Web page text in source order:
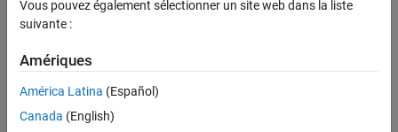
ON THIS PAGE
Check Information
Polyspace
The rule checker checks for these issues:
Array access with tainted index
Vous pouvez également sélectionner un site web dans la liste
suivante :
Amériques
América Latina (Español)
Canada (English)